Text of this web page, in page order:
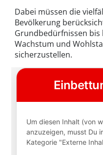
Dabei müssen die
Bevölkerung
Grundbedürfnissen bis
Wachstum und
sicherzustellen.